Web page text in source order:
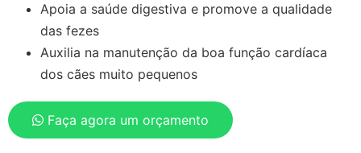
Apoia a saúde digestiva e promove a qualidade
das fezes
Auxilia na manutenção da boa função cardíaca
dos cães muito pequenos
Faça agora um orçamento